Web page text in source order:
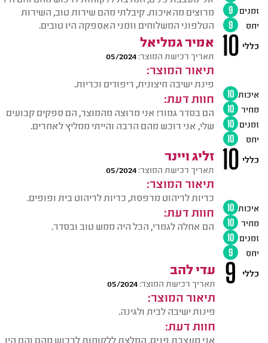
מרוצים מהאיכות. קיבלתי מהם שירות טוב, השירות
הטלפוני המשלוחים וזמני האספקה היו טובים.
זמנים 9
יחס
9
אמיר גמליאל
תאריך רכישת המוצר:05/2024
תיאור המוצר:
פינת ישיבה חיצונית, ריפודים וכריות.
חוות דעת:
הם בסדר גמור! אני מרוצה מהמוצר, הם ספקים קבועים
שלי, אני רוכש מהם הרבה והייתי ממליץ לאחרים.
10 כללי
איכות 10
מחיר
10
זמנים 10
יחס
10
זליג ויינר
תאריך רכישת המוצר:05/2024
תיאור המוצר:
כריות לריהוט מרפסת, כריות לריהוט בית ופופים.
חוות דעת:
הם אחלה לגמרי, הכל היה ממש טוב ובסדר.
10 כללי
איכות 10
מחיר
10
זמנים 10
יחס
9
עדי להב
תאריך רכישת המוצר:05/2024
תיאור המוצר:
פינות ישיבה לבית ולגינה.
חוות דעת:
אני מעצבת פנים, המלצת ללקוחות לרכוש מהם והם היו
9 כללי